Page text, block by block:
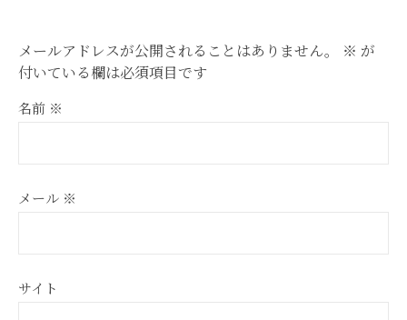
メールアドレスが公開されることはありません。 ※ が
付いている欄は必須項目です
名前 ※
メール ※
サイト